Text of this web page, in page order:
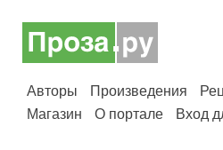
Авторы Произведения
Магазин
О портале Вход